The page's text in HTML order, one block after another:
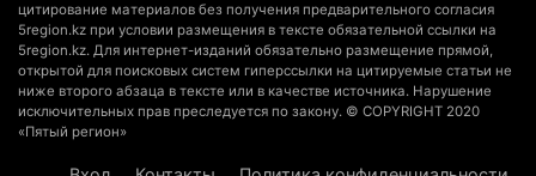
В Алматинской области запустят производство
катеров для Formula-1 H2O и откроют академию
пилотов
5 августа 2026 г. 08:29 209
В Alatau City Authority назначили нового
цитирование материалов без получения предварительного согласия
5region.kz при условии размещения в тексте обязательной ссылки на
5region.kz. Для интернет-изданий обязательно размещение прямой,
открытой для поисковых систем гиперссылки на цитируемые статьи не
ниже второго абзаца в тексте или в качестве источника. Нарушение
исключительных прав преследуется по закону. © COPYRIGHT 2020
«Пятый регион»